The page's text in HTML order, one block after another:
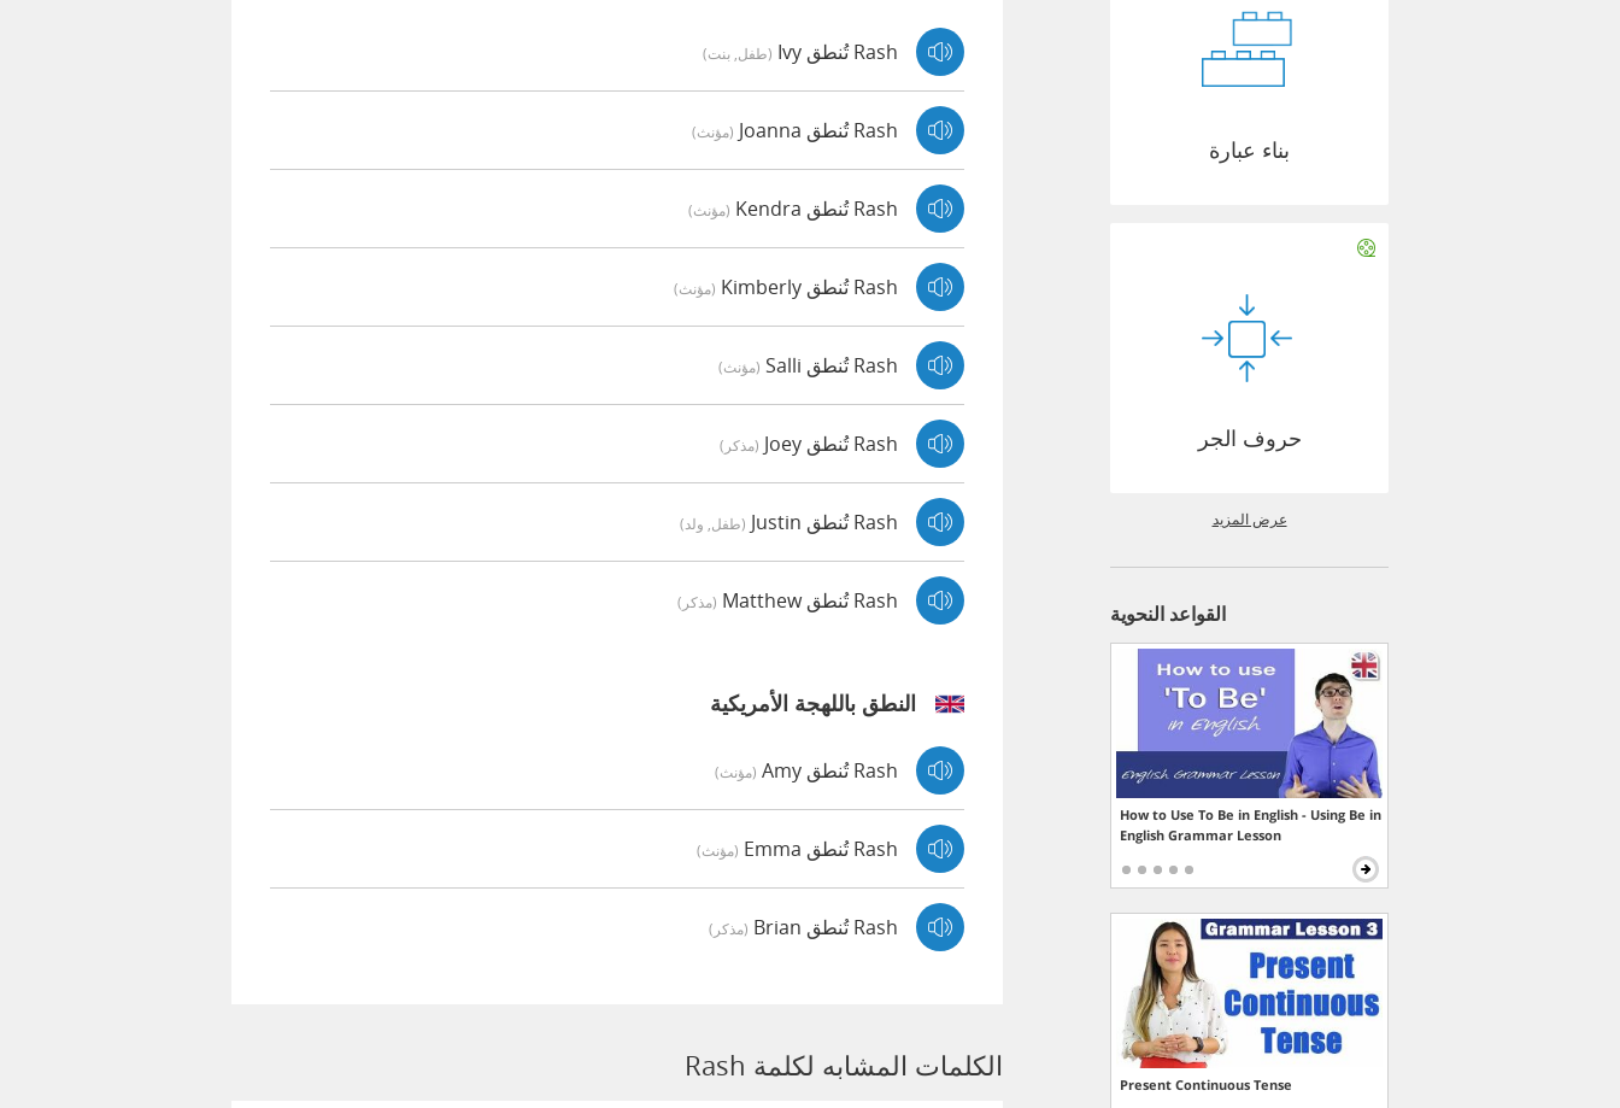
Rash تُنطق Ivy (طفل, بنت)
Rash تُنطق Joanna (مؤنث)
Rash تُنطق Kendra (مؤنث)
Rash تُنطق Kimberly (مؤنث)
Rash تُنطق Salli (مؤنث)
Rash تُنطق Joey (مذكر)
Rash تُنطق Justin (طفل, ولد)
Rash تُنطق Matthew (مذكر)
النطق باللهجة الأمريكية
Rash تُنطق Amy (مؤنث)
Rash تُنطق Emma (مؤنث)
Rash تُنطق Brian (مذكر)
الكلمات المشابه لكلمة Rash
بناء عبارة
حروف الجر
عرض المزيد
القواعد النحوية
How to Use To Be in English - Using Be in
English Grammar Lesson
Present Continuous Tense